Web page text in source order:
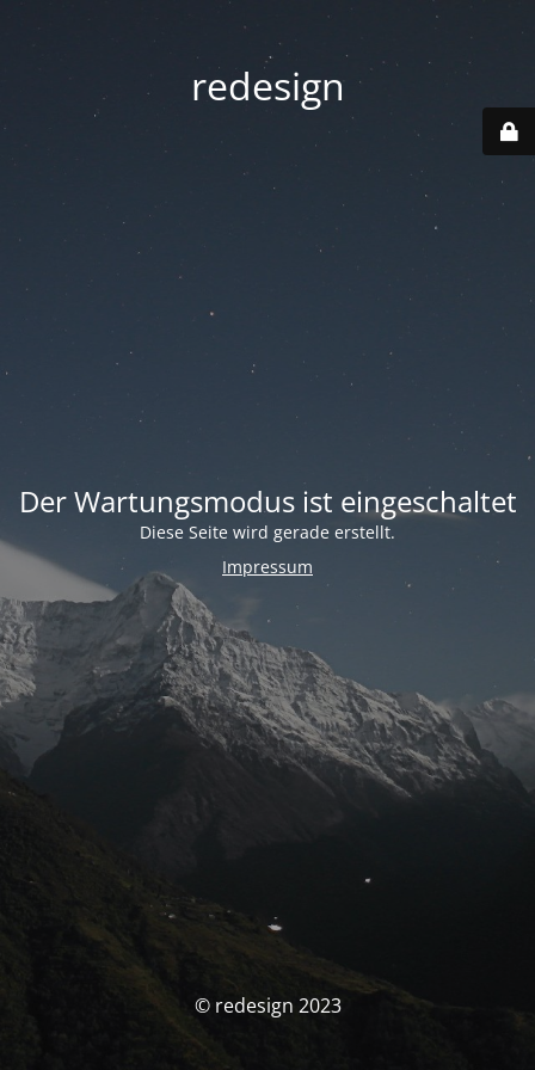
redesign
Der Wartungsmodus ist eingeschaltet
Diese Seite wird gerade erstellt.
Impressum
© redesign 2023